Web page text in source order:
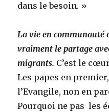
dans le besoin. »
La vie en communauté
vraiment le partage
migrants. C’est le
Les papes en
l’Evangile, non en
Pourquoi ne pas les